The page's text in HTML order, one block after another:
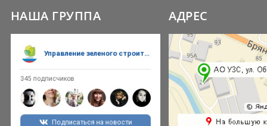
НАША ГРУППА АДРЕС